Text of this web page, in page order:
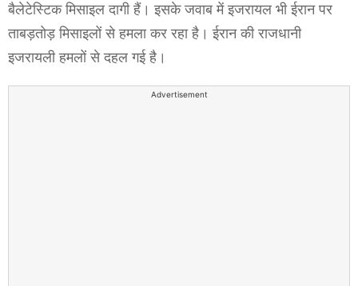
बैलेटेस्टिक मिसाइल दागी हैं। इसके जवाब में इजरायल भी ईरान पर
ताबड़तोड़ मिसाइलों से हमला कर रहा है। ईरान की राजधानी
इजरायली हमलों से दहल गई है।
Advertisement